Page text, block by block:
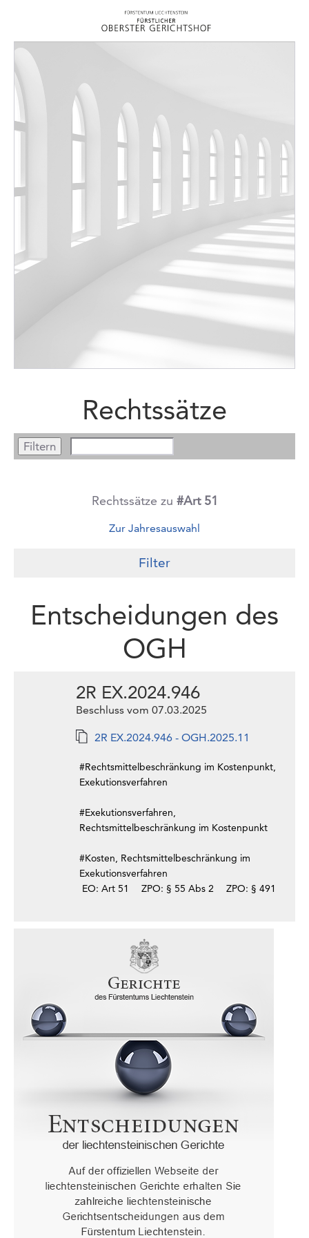
Rechtssätze
Rechtssätze zu #Art 51
Zur Jahresauswahl
Filter
Entscheidungen des
OGH
2R EX.2024.946
Beschluss vom 07.03.2025
2R EX.2024.946 - OGH.2025.11
#Rechtsmittelbeschränkung im Kostenpunkt,
Exekutionsverfahren
#Exekutionsverfahren,
Rechtsmittelbeschränkung im Kostenpunkt
#Kosten, Rechtsmittelbeschränkung im
Exekutionsverfahren
EO: Art 51
ZPO: § 55 Abs 2 ZPO: § 491